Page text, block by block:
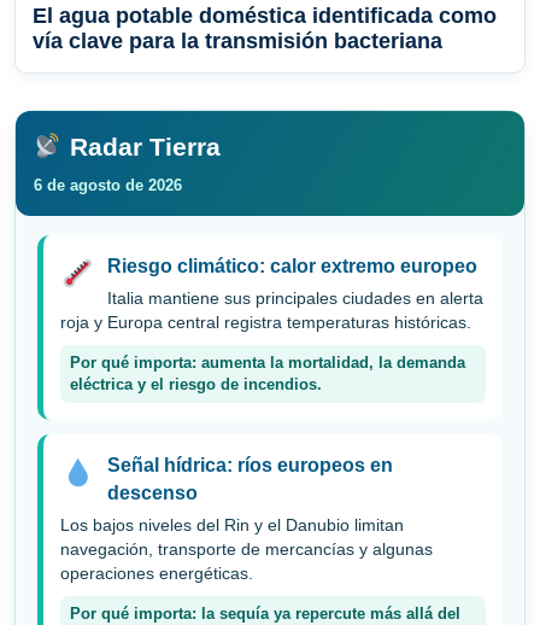
El agua potable doméstica identificada como
vía clave para la transmisión bacteriana
Radar Tierra
6 de agosto de 2026
Riesgo climático: calor extremo europeo
Italia mantiene sus principales ciudades en alerta
roja y Europa central registra temperaturas históricas.
Por qué importa: aumenta la mortalidad, la demanda
eléctrica y el riesgo de incendios.
Señal hídrica: ríos europeos en
descenso
Los bajos niveles del Rin y el Danubio limitan
navegación, transporte de mercancías y algunas
operaciones energéticas.
Por qué importa: la sequía ya repercute más allá del